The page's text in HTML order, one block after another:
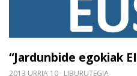
“Jardunbide egokiak
2013 URRIA 10 LIBURUTEGIA